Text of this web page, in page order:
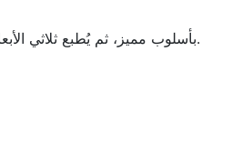
تذكار شخصي: تتحول الصورة المرجعية والوصف النصي إلى مجسم Bobblehead بأسلوب مميز، ثم يُطبع ثلاثي الأبعاد ويُلوّن يدويًا مع عبارة مخصصة على القاعدة.